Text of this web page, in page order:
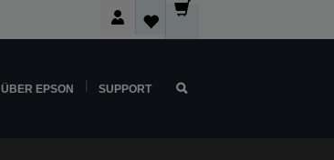
ÜBER EPSON SUPPORT